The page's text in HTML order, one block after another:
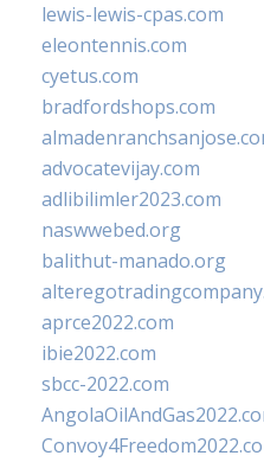
lewis-lewis-cpas.com
eleontennis.com
cyetus.com
bradfordshops.com
advocatevijay.com
adlibilimler2023.com
naswwebed.org
balithut-manado.org
aprce2022.com
ibie2022.com
sbcc-2022.com